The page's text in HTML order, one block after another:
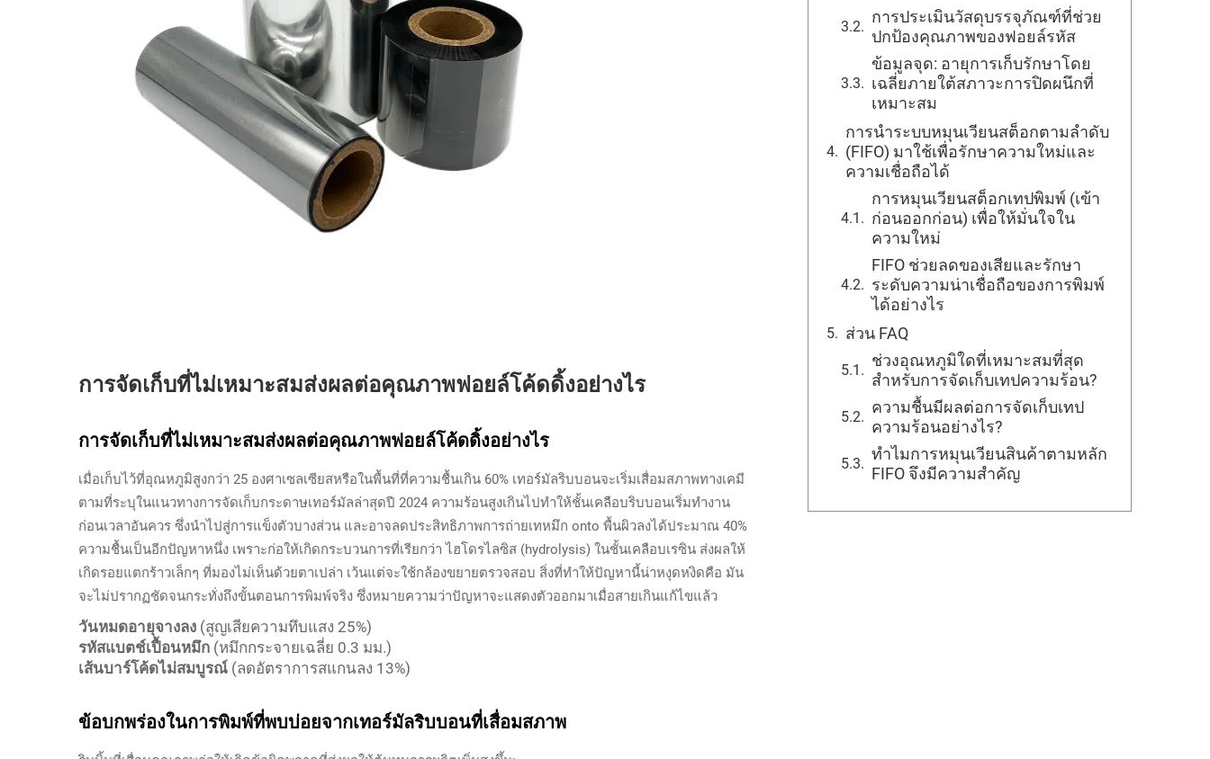
การจัดเก็บที่ไม่เหมาะสมส่งผลต่อคุณภาพฟอยล์โค้ดดิ้งอย่างไร
การจัดเก็บที่ไม่เหมาะสมส่งผลต่อคุณภาพฟอยล์โค้ดดิ้งอย่างไร
เมื่อเก็บไว้ที่อุณหภูมิสูงกว่า 25 องศาเซลเซียสหรือในพื้นที่ที่ความชื้นเกิน 60% เทอร์มัลริบบอนจะเริ่มเสื่อมสภาพทางเคมี
ตามที่ระบุในแนวทางการจัดเก็บกระดาษเทอร์มัลล่าสุดปี 2024 ความร้อนสูงเกินไปทำให้ชั้นเคลือบริบบอนเริ่มทำงาน
ก่อนเวลาอันควร ซึ่งนำไปสู่การแข็งตัวบางส่วน และอาจลดประสิทธิภาพการถ่ายเทหมึก onto พื้นผิวลงได้ประมาณ 40%
ความชื้นเป็นอีกปัญหาหนึ่ง เพราะก่อให้เกิดกระบวนการที่เรียกว่า ไฮโดรไลซิส (hydrolysis) ในชั้นเคลือบเรซิน ส่งผลให้
เกิดรอยแตกร้าวเล็กๆ ที่มองไม่เห็นด้วยตาเปล่า เว้นแต่จะใช้กล้องขยายตรวจสอบ สิ่งที่ทำให้ปัญหานี้น่าหงุดหงิดคือ มัน
จะไม่ปรากฏชัดจนกระทั่งถึงขั้นตอนการพิมพ์จริง ซึ่งหมายความว่าปัญหาจะแสดงตัวออกมาเมื่อสายเกินแก้ไขแล้ว
วันหมดอายุจางลง (สูญเสียความทึบแสง 25%)
รหัสแบตช์เปื้อนหมึก (หมึกกระจายเฉลี่ย 0.3 มม.)
เส้นบาร์โค้ดไม่สมบูรณ์ (ลดอัตราการสแกนลง 13%)
ข้อบกพร่องในการพิมพ์ที่พบบ่อยจากเทอร์มัลริบบอนที่เสื่อมสภาพ
การประเมินวัสดุบรรจุภัณฑ์ที่ช่วย
ปกป้องคุณภาพของฟอยล์รหัส
ข้อมูลจุด: อายุการเก็บรักษาโดย
เฉลี่ยภายใต้สภาวะการปิดผนึกที่
เหมาะสม
การนำระบบหมุนเวียนสต็อกตามลำดับ
(FIFO) มาใช้เพื่อรักษาความใหม่และ
ความเชื่อถือได้
การหมุนเวียนสต็อกเทปพิมพ์ (เข้า
ก่อนออกก่อน) เพื่อให้มั่นใจใน
ความใหม่
FIFO ช่วยลดของเสียและรักษา
ระดับความน่าเชื่อถือของการพิมพ์
ได้อย่างไร
ส่วน FAQ
ช่วงอุณหภูมิใดที่เหมาะสมที่สุด
สำหรับการจัดเก็บเทปความร้อน?
ความชื้นมีผลต่อการจัดเก็บเทป
ความร้อนอย่างไร?
ทำไมการหมุนเวียนสินค้าตามหลัก
FIFO จึงมีความสำคัญ